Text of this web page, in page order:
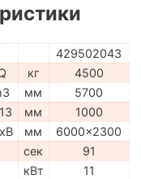
429502043
кг
4500
мм
5700
мм
1000
мм
6000x2300
сек
91
кВт
11